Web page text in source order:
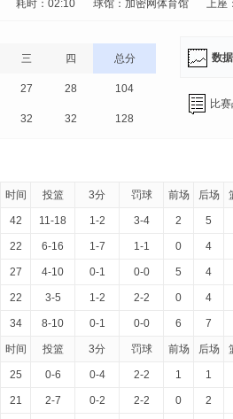
耗时：02:10 球馆：加密网体育馆 上座
三 四 总分
27 28 104
32 32 128
数
比
时间 投篮 3分 罚球 前场 后场
42 11-18 1-2 3-4 2 5
22 6-16 1-7 1-1 0 4
27 4-10 0-1 0-0 5 4
22 3-5 1-2 2-2 0 4
34 8-10 0-1 0-0 6 7
时间 投篮 3分 罚球 前场 后场
25 0-6 0-4 2-2 1 1
21 2-7 0-2 2-2 0 2